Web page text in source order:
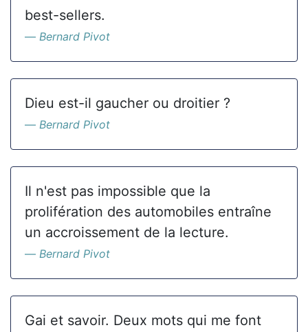
best-sellers.
Bernard Pivot
Dieu est-il gaucher ou droitier ?
Bernard Pivot
Il n'est pas impossible que la
prolifération des automobiles entraîne
un accroissement de la lecture.
Bernard Pivot
Gai et savoir. Deux mots qui me font